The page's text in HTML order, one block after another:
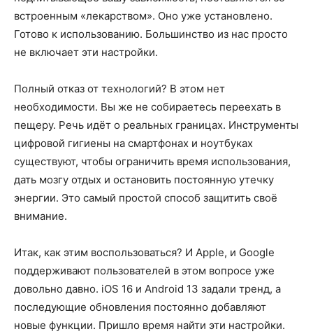
встроенным «лекарством». Оно уже установлено.
Готово к использованию. Большинство из нас просто
не включает эти настройки.
Полный отказ от технологий? В этом нет
необходимости. Вы же не собираетесь переехать в
пещеру. Речь идёт о реальных границах. Инструменты
цифровой гигиены на смартфонах и ноутбуках
существуют, чтобы ограничить время использования,
дать мозгу отдых и остановить постоянную утечку
энергии. Это самый простой способ защитить своё
внимание.
Итак, как этим воспользоваться? И Apple, и Google
поддерживают пользователей в этом вопросе уже
довольно давно. iOS 16 и Android 13 задали тренд, а
последующие обновления постоянно добавляют
новые функции. Пришло время найти эти настройки.